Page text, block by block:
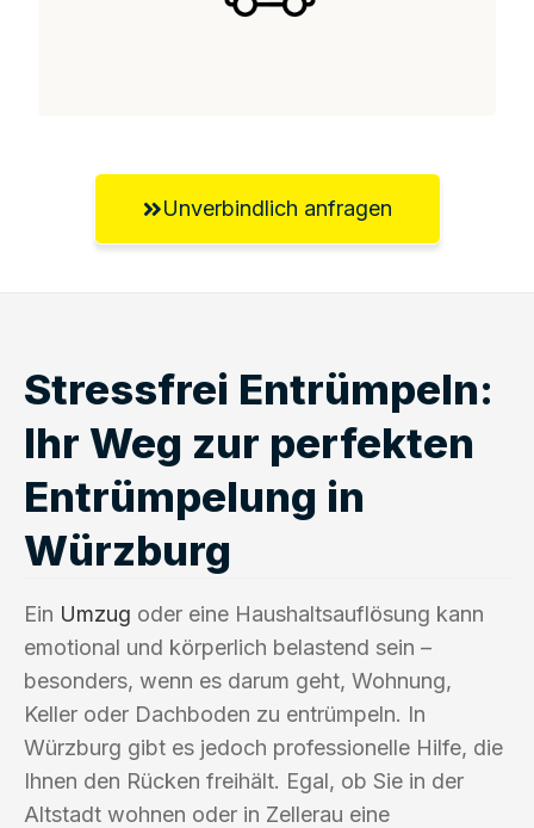
Unverbindlich anfragen
Stressfrei Entrümpeln:
Ihr Weg zur perfekten
Entrümpelung in
Würzburg
Ein Umzug oder eine Haushaltsauflösung kann
emotional und körperlich belastend sein –
besonders, wenn es darum geht, Wohnung,
Keller oder Dachboden zu entrümpeln. In
Würzburg gibt es jedoch professionelle Hilfe, die
Ihnen den Rücken freihält. Egal, ob Sie in der
Altstadt wohnen oder in Zellerau eine